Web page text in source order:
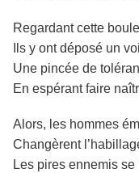
Regardant cette
Ils y ont déposé un
Une pincée de
En espérant faire
Alors, les hommes
Changèrent
Les pires ennemis